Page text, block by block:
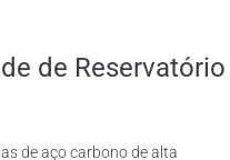
de Reservatório
de aço carbono de alta